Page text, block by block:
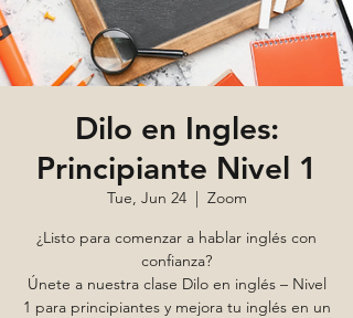
Dilo en Ingles:
Principiante Nivel 1
Tue, Jun 24
  |
Zoom
¿Listo para comenzar a hablar inglés con
confianza?
Únete a nuestra clase Dilo en inglés – Nivel
1 para principiantes y mejora tu inglés en un